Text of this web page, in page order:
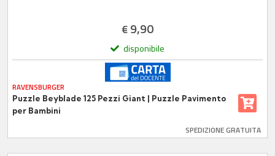
€9,90
disponibile
RAVENSBURGER
Puzzle Beyblade 125 Pezzi Giant | Puzzle Pavimento
per Bambini
SPEDIZIONE GRATUITA